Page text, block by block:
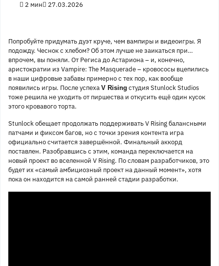
2 мин
27.03.2026
Попробуйте придумать дуэт круче, чем вампиры и видеоигры. Я
подожду. Чеснок с хлебом? Об этом лучше не заикаться при…
впрочем, вы поняли. От Региса до Астариона – и, конечно,
аристократии из Vampire: The Masquerade – кровососы вцепились
в наши цифровые забавы примерно с тех пор, как вообще
появились игры. После успеха V Rising студия Stunlock Studios
тоже решила не уходить от пиршества и откусить ещё один кусок
этого кровавого торта.
Stunlock обещает продолжать поддерживать V Rising балансными
патчами и фиксом багов, но с точки зрения контента игра
официально считается завершённой. Финальный аккорд
поставлен. Разобравшись с этим, команда переключается на
новый проект во вселенной V Rising. По словам разработчиков, это
будет их «самый амбициозный проект на данный момент», хотя
пока он находится на самой ранней стадии разработки.